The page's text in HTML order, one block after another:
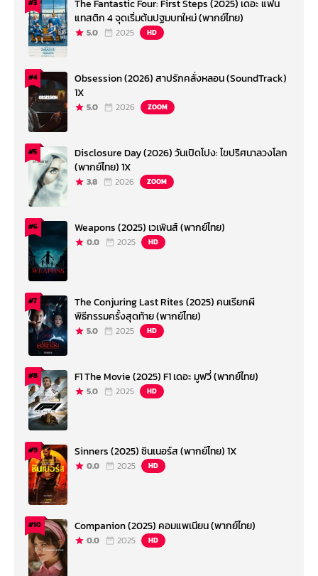
#3
The Fantastic Four: First Steps (2025) เดอะ แฟน
แทสติก 4 จุดเริ่มต้นปฐมบทใหม่ (พากย์ไทย)
5.0 2025 HD
#4
Obsession (2026) สาปรักคลั่งหลอน (SoundTrack)
1X
5.0 2026 ZOOM
#5
Disclosure Day (2026) วันเปิดโปง: ไขปริศนาลวงโลก
(พากย์ไทย) 1X
3.8 2026 ZOOM
#6 Weapons (2025) เวเพินส์ (พากย์ไทย)
0.0 2025 HD
#7
The Conjuring Last Rites (2025) คนเรียกผี
พิธีกรรมครั้งสุดท้าย (พากย์ไทย)
5.0 2025 HD
#8 F1 The Movie (2025) F1 เดอะ มูฟวี่ (พากย์ไทย)
5.0 2025 HD
#9 Sinners (2025) ซินเนอร์ส (พากย์ไทย) 1X
0.0 2025 HD
#10 Companion (2025) คอมแพเนียน (พากย์ไทย)
0.0 2025 HD